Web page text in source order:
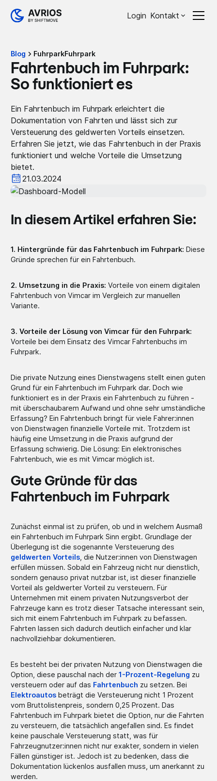
Login Kontakt
Blog FuhrparkFuhrpark
Fahrtenbuch im Fuhrpark:
So funktioniert es
Ein Fahrtenbuch im Fuhrpark erleichtert die
Dokumentation von Fahrten und lässt sich zur
Versteuerung des geldwerten Vorteils einsetzen.
Erfahren Sie jetzt, wie das Fahrtenbuch in der Praxis
funktioniert und welche Vorteile die Umsetzung
bietet.
21.03.2024
In diesem Artikel erfahren Sie:
1. Hintergründe für das Fahrtenbuch im Fuhrpark:Diese
Gründe sprechen für ein Fahrtenbuch.
2. Umsetzung in die Praxis:Vorteile von einem digitalen
Fahrtenbuch von Vimcar im Vergleich zur manuellen
Variante.
3. Vorteile der Lösung von Vimcar für den Fuhrpark:
Vorteile bei dem Einsatz des Vimcar Fahrtenbuchs im
Fuhrpark.
Die private Nutzung eines Dienstwagens stellt einen guten
Grund für ein Fahrtenbuch im Fuhrpark dar. Doch wie
funktioniert es in der Praxis ein Fahrtenbuch zu führen -
mit überschaubarem Aufwand und ohne sehr umständliche
Erfassung? Ein Fahrtenbuch bringt für viele Fahrer:innen
von Dienstwagen finanzielle Vorteile mit. Trotzdem ist
häufig eine Umsetzung in die Praxis aufgrund der
Erfassung schwierig. Die Lösung: Ein elektronisches
Fahrtenbuch, wie es mit Vimcar möglich ist.
Gute Gründe für das
Fahrtenbuch im Fuhrpark
Zunächst einmal ist zu prüfen, ob und in welchem Ausmaß
ein Fahrtenbuch im Fuhrpark Sinn ergibt. Grundlage der
Überlegung ist die sogenannte Versteuerung des
geldwerten Vorteils , die Nutzer:innen von Dienstwagen
erfüllen müssen. Sobald ein Fahrzeug nicht nur dienstlich,
sondern genauso privat nutzbar ist, ist dieser finanzielle
Vorteil als geldwerter Vorteil zu versteuern. Für
Unternehmen mit einem privaten Nutzungsverbot der
Fahrzeuge kann es trotz dieser Tatsache interessant sein,
sich mit einem Fahrtenbuch im Fuhrpark zu befassen.
Fahrten lassen sich dadurch deutlich einfacher und klar
nachvollziehbar dokumentieren.
Es besteht bei der privaten Nutzung von Dienstwagen die
Option, diese pauschal nach der1-Prozent-Regelung zu
versteuern oder auf das Fahrtenbuch zu setzen. Bei
Elektroautos beträgt die Versteuerung nicht 1 Prozent
vom Bruttolistenpreis, sondern 0,25 Prozent. Das
Fahrtenbuch im Fuhrpark bietet die Option, nur die Fahrten
zu versteuern, die tatsächlich angefallen sind. Es findet
keine pauschale Versteuerung statt, was für
Fahrzeugnutzer:innen nicht nur exakter, sondern in vielen
Fällen günstiger ist. Jedoch ist zu bedenken, dass die
Dokumentation lückenlos ausfallen muss, um anerkannt zu
werden.